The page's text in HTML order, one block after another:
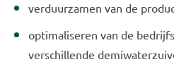
verduurzamen van de
optimaliseren van de
verschillende